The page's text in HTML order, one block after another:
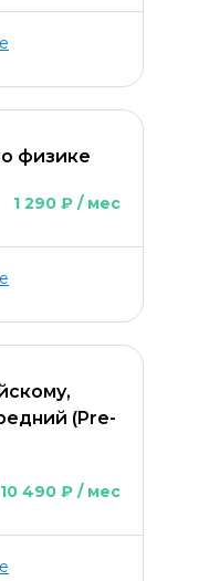
физике
1 290 ₽ / мес
(Pre-
10 490 ₽ / мес